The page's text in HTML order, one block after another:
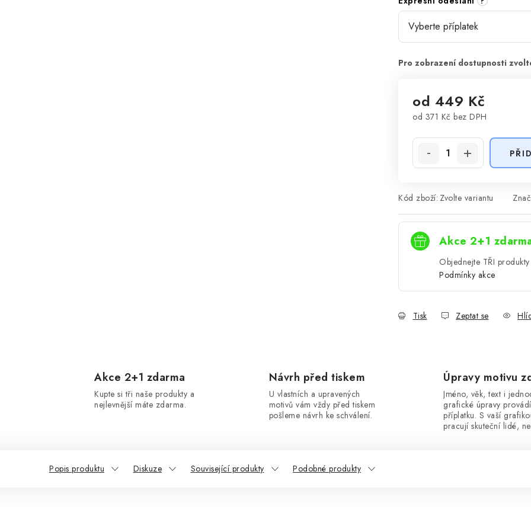
od 449 Kč
od 371 Kč bez DPH
Kód zboží: Zvolte variantu
Akce 2+1
Objednejte TŘI
Podmínky akce
Tisk Zeptat se
Akce 2+1 zdarma
Kupte si tři naše produkty a
nejlevnější máte zdarma.
Návrh před tiskem
U vlastních a upravených
motivů vám vždy před tiskem
pošleme návrh ke schválení.
Úpravy motivu
Jméno, věk, text i
grafické úpravy
příplatku. S vaší
pracují skuteční lidé,
Popis produktu Diskuze Související produkty Podobné produkty